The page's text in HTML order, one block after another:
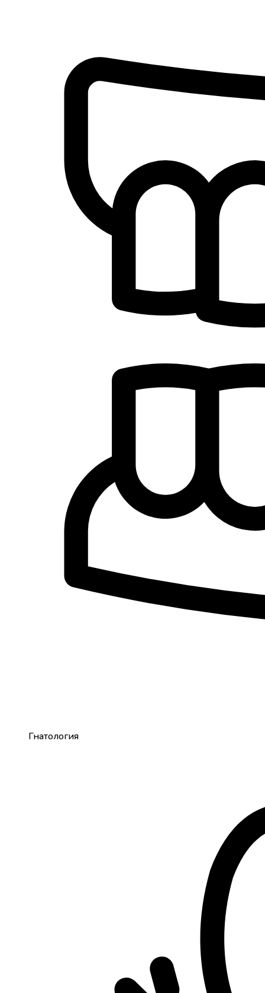
Гнатология